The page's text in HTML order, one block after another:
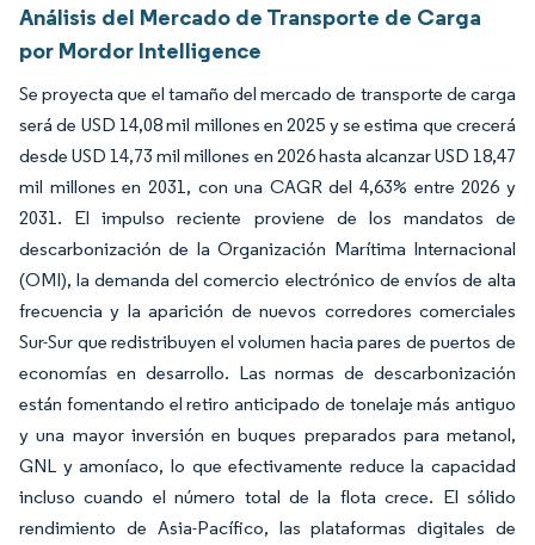
Análisis del Mercado de Transporte de Carga
por Mordor Intelligence
Se proyecta que el tamaño del mercado de transporte de carga
será de USD 14,08 mil millones en 2025 y se estima que crecerá
desde USD 14,73 mil millones en 2026 hasta alcanzar USD 18,47
mil millones en 2031, con una CAGR del 4,63% entre 2026 y
2031. El impulso reciente proviene de los mandatos de
descarbonización de la Organización Marítima Internacional
(OMI), la demanda del comercio electrónico de envíos de alta
frecuencia y la aparición de nuevos corredores comerciales
Sur-Sur que redistribuyen el volumen hacia pares de puertos de
economías en desarrollo. Las normas de descarbonización
están fomentando el retiro anticipado de tonelaje más antiguo
y una mayor inversión en buques preparados para metanol,
GNL y amoníaco, lo que efectivamente reduce la capacidad
incluso cuando el número total de la flota crece. El sólido
rendimiento de Asia-Pacífico, las plataformas digitales de